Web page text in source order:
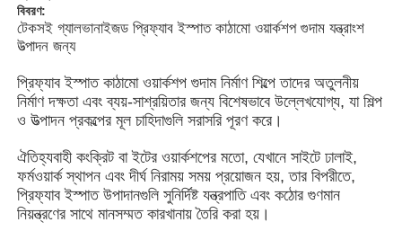
বিবরণ:
টেকসই গ্যালভানাইজড প্রিফ্যাব ইস্পাত কাঠামো ওয়ার্কশপ গুদাম যন্ত্রাংশ
উত্পাদন জন্য
প্রিফ্যাব ইস্পাত কাঠামো ওয়ার্কশপ গুদাম নির্মাণ শিল্পে তাদের অতুলনীয়
নির্মাণ দক্ষতা এবং ব্যয়-সাশ্রয়িতার জন্য বিশেষভাবে উল্লেখযোগ্য, যা শিল্প
ও উত্পাদন প্রকল্পের মূল চাহিদাগুলি সরাসরি পূরণ করে।
ঐতিহ্যবাহী কংক্রিট বা ইটের ওয়ার্কশপের মতো, যেখানে সাইটে ঢালাই,
ফর্মওয়ার্ক স্থাপন এবং দীর্ঘ নিরাময় সময় প্রয়োজন হয়, তার বিপরীতে,
প্রিফ্যাব ইস্পাত উপাদানগুলি সুনির্দিষ্ট যন্ত্রপাতি এবং কঠোর গুণমান
নিয়ন্ত্রণের সাথে মানসম্মত কারখানায় তৈরি করা হয়।